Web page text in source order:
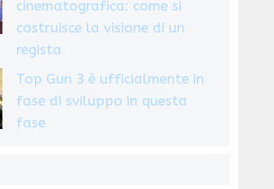
cinematografica: come si
costruisce la visione di un
regista
Top Gun 3 è ufficialmente in
fase di sviluppo in questa
fase